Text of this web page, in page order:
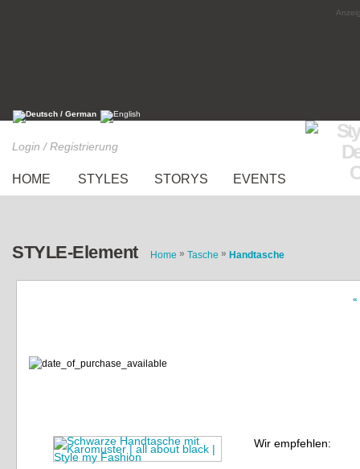
Login / Registrierung
HOME STYLES STORYS EVENTS
STYLE-Element Home » Tasche » Handtasche
«
Wir empfehlen: